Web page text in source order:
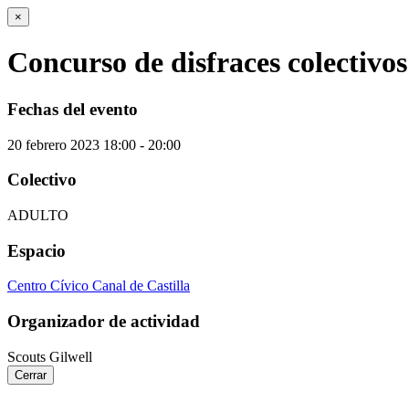
×
Concurso de disfraces colectivos
Fechas del evento
20 febrero 2023 18:00 - 20:00
Colectivo
ADULTO
Espacio
Centro Cívico Canal de Castilla
Organizador de actividad
Scouts Gilwell
Cerrar